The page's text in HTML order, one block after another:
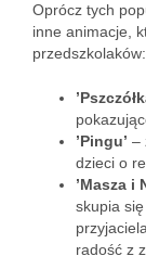
Oprócz tych
inne animacje,
przedszkolaków:
’Pingu’ –
dzieci o
’Masza i
skupia
radość z